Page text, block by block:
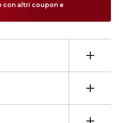
con altri coupon e